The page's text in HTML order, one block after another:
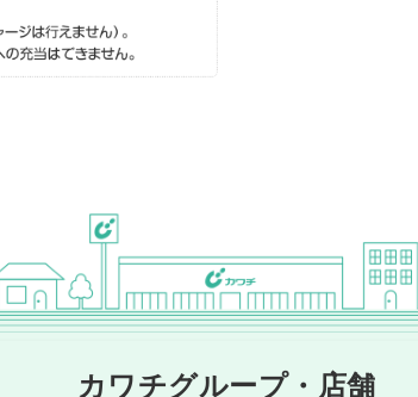
カワチグループ・店舗